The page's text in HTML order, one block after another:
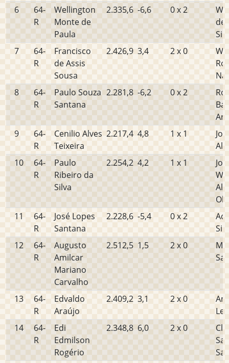
6
64-
R
Wellington
Monte de
Paula
2.335,6 -6,6 0 x 2
de
7
64-
R
Francisco
de Assis
Sousa
2.426,9 3,4 2 x 0
8
64-
R
Paulo Souza
Santana
2.281,8 -6,2 0 x 2
9
64-
R
Cenilio Alves
Teixeira
2.217,4 4,8 1 x 1
10
64-
R
Paulo
Ribeiro da
Silva
2.254,2 4,2 1 x 1
11
64-
R
José Lopes
Santana
2.228,6 -5,4 0 x 2
12
64-
R
Augusto
Amilcar
Mariano
Carvalho
2.512,5 1,5 2 x 0
13
64-
R
Edvaldo
Araújo
2.409,2 3,1 2 x 0
14
64-
R
Edi
Edmilson
Rogério
2.348,8 6,0 2 x 0